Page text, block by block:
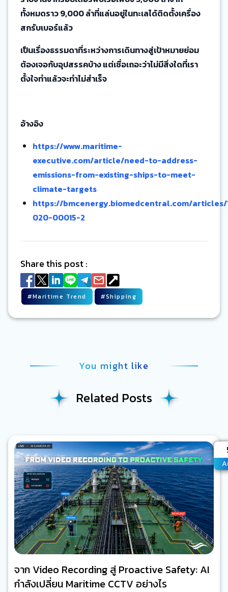
ทั้งหมดราว 9,000 ลำที่แล่นอยู่ในทะเลได้ติดตั้งเครื่อง
สกรับเบอร์แล้ว
เป็นเรื่องธรรมดาที่ระหว่างการเดินทางสู่เป้าหมายย่อม
ต้องเจอกับอุปสรรคบ้าง แต่เชื่อเถอะว่าไม่มีสิ่งใดที่เรา
ตั้งใจทำแล้วจะทำไม่สำเร็จ
อ้างอิง
https://www.maritime-
executive.com/article/need-to-address-
emissions-from-existing-ships-to-meet-
climate-targets
https://bmcenergy.biomedcentral.com/articles/
020-00015-2
Share this post :
#Maritime Trend #Shipping
You might like
Related Posts
จาก Video Recording สู่ Proactive Safety: AI
กำลังเปลี่ยน Maritime CCTV อย่างไร